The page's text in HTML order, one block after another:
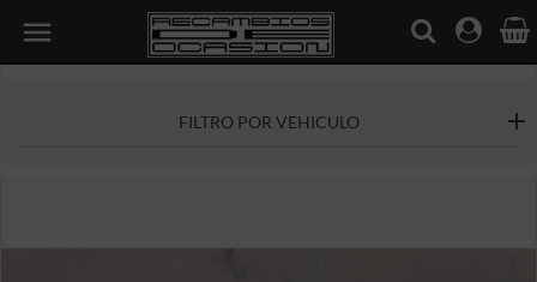

FILTRO POR VEHICULO